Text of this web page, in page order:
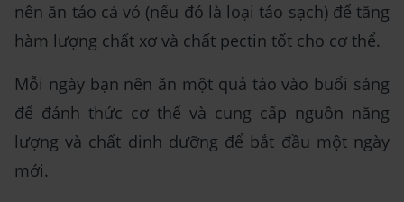
nên ăn táo cả vỏ (nếu đó là loại táo sạch) để tăng
hàm lượng chất xơ và chất pectin tốt cho cơ thể.
Mỗi ngày bạn nên ăn một quả táo vào buổi sáng
để đánh thức cơ thể và cung cấp nguồn năng
lượng và chất dinh dưỡng để bắt đầu một ngày
mới.